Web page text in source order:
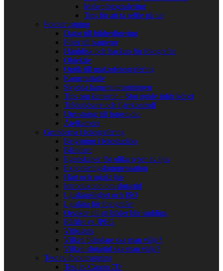
Makrofotografering
Tips för att ta selfie på tur
Fotoutrustning
Dator till bildredigering
Filter till kameror
Hårddisk och backup för fotografen
Objektiv
Optik till makrofotografering
Kamerastativ
Skydda kamerautrustningen
Tips om kameror – Stor guide inför köpet
Trådutlösare och fjärrkontroll
Utrustning till fotostudio
Åtelkamera
Grunderna i fotografering
Belysning i fotostudion
Bländare
Egenskaper för olika typer av ljus
Exponeringskompensation
Hårt och mjukt ljus
Introduktion om slutartid
Ljuskänslighet och ISO
Ljuslära för fotografer
Orsaker till att bilder blir suddiga
Råfiler vs JPEG
Vitbalans
Vilken bländare ska man välja?
Vilken slutartid ska man välja?
Test av fotoutrustning
Test av Canon 7D